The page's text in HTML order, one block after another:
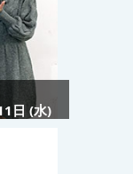
日 (水)